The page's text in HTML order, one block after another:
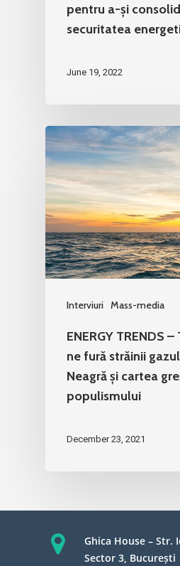
pentru a-și
securitatea
June 19, 2022
Interviuri Mass-media
ENERGY TRENDS
ne fură străinii
Neagră și cartea
populismului
December 23, 2021
Ghica House – Str.
Sector 3, București